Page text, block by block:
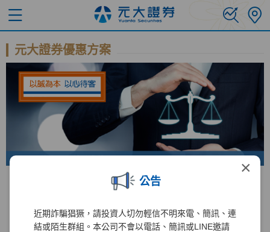
×
公告
近期詐騙猖獗，請投資人切勿輕信不明來電、簡訊、連
結或陌生群組。本公司不會以電話、簡訊或LINE邀請
元大證券優惠方案
錢進美股直達車 手續費免比價